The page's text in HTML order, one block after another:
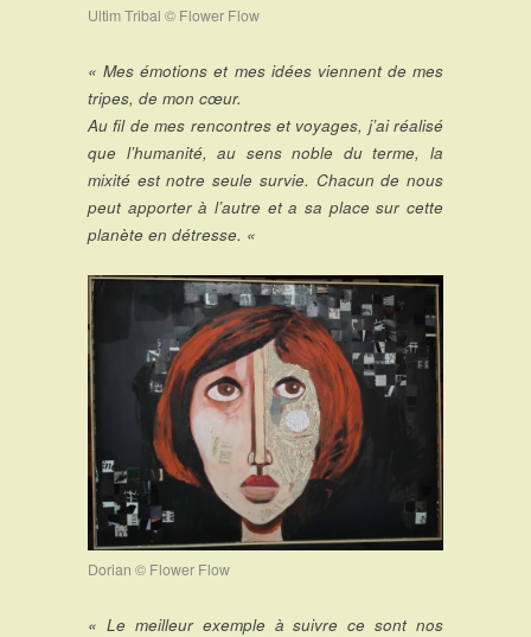
Ultim Tribal © Flower Flow
« Mes émotions et mes idées viennent de mes
tripes, de mon cœur.
Au fil de mes rencontres et voyages, j’ai réalisé
que l’humanité, au sens noble du terme, la
mixité est notre seule survie. Chacun de nous
peut apporter à l’autre et a sa place sur cette
planète en détresse. «
Dorian © Flower Flow
« Le meilleur exemple à suivre ce sont nos